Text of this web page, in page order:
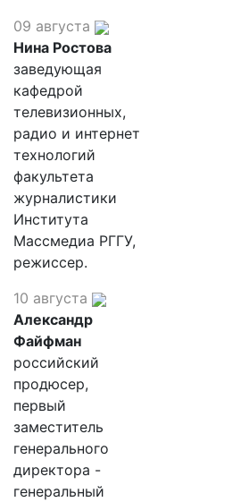
09 августа
Нина Ростова
заведующая
кафедрой
телевизионных,
радио и интернет
технологий
факультета
журналистики
Института
Массмедиа РГГУ,
режиссер.
10 августа
Александр
Файфман
российский
продюсер,
первый
заместитель
генерального
директора -
генеральный